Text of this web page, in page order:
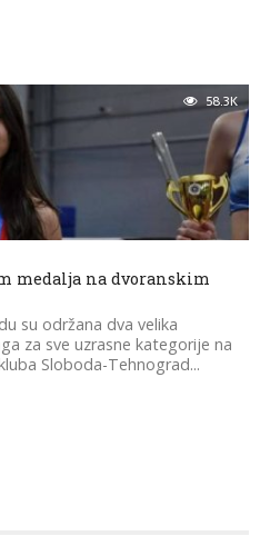
58.3K
medalja na dvoranskim
su održana dva velika
za sve uzrasne kategorije na
Sloboda-Tehnograd...